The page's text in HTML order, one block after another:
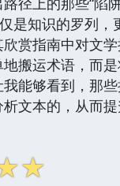
是知识的罗列
赏指南中对文
搬运术语，而
能够看到，那
文本的，从而
☆